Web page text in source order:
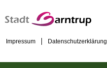
Impressum Datenschutzerklärung